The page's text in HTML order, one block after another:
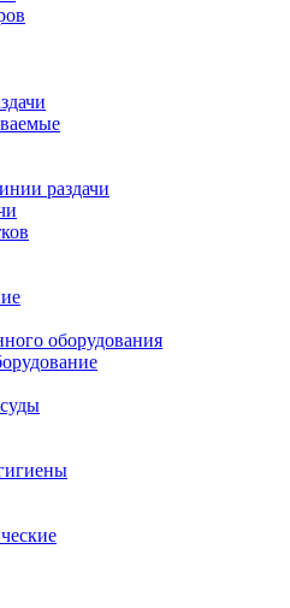
раздачи
оборудования